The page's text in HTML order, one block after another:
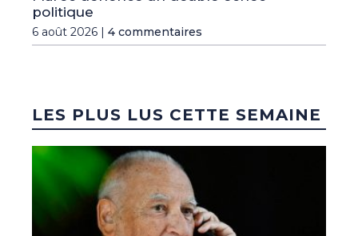
politique
6 août 2026 | 4 commentaires
LES PLUS LUS CETTE SEMAINE